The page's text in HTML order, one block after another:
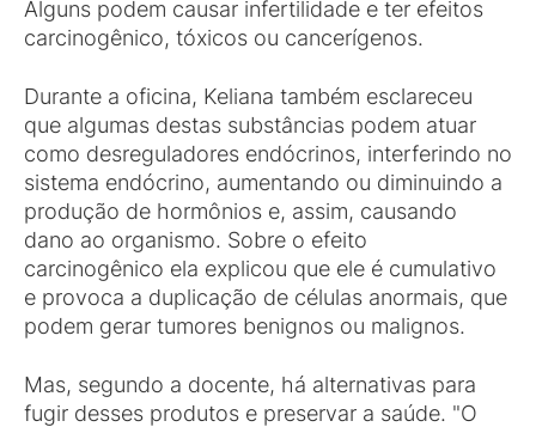
Alguns podem causar infertilidade e ter efeitos
carcinogênico, tóxicos ou cancerígenos.
Durante a oficina, Keliana também esclareceu
que algumas destas substâncias podem atuar
como desreguladores endócrinos, interferindo no
sistema endócrino, aumentando ou diminuindo a
produção de hormônios e, assim, causando
dano ao organismo. Sobre o efeito
carcinogênico ela explicou que ele é cumulativo
e provoca a duplicação de células anormais, que
podem gerar tumores benignos ou malignos.
Mas, segundo a docente, há alternativas para
fugir desses produtos e preservar a saúde. "O